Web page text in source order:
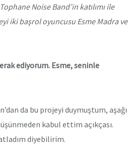
Noise Band’in katılımı ile
iki başrol oyuncusu Esme Madra ve
ediyorum. Esme, seninle
da bu projeyi duymuştum, aşağı
kabul ettim açıkçası.
diyebilirim.